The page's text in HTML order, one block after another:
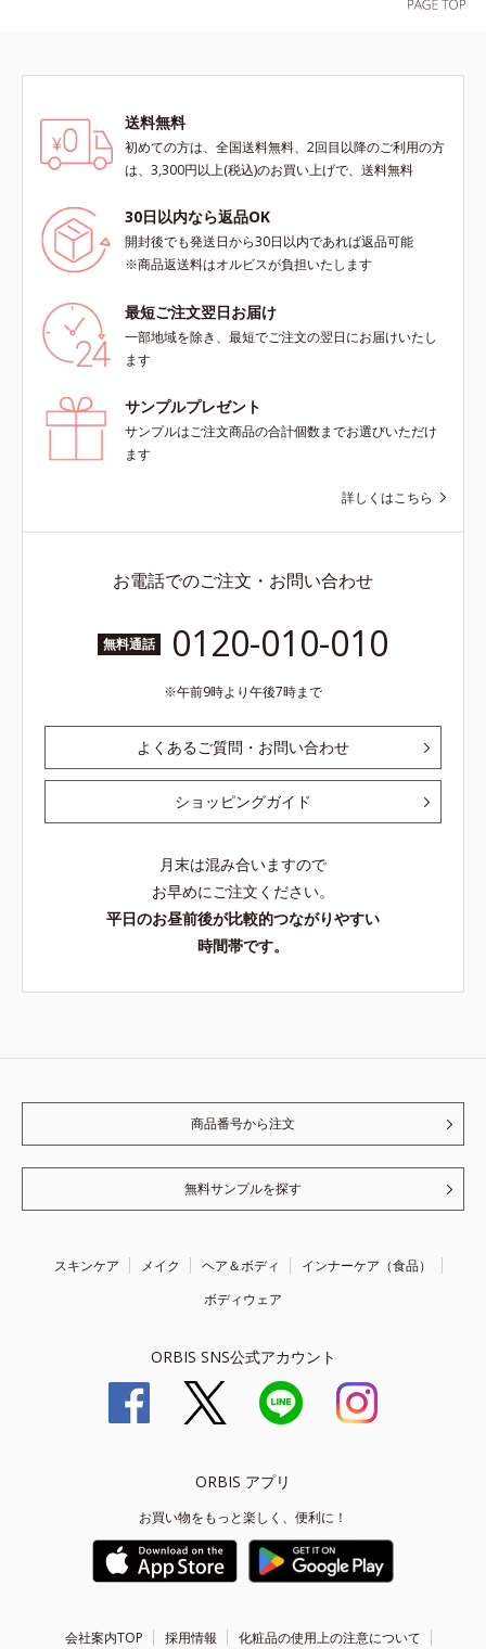
す＜使用方法＞1.適量をとり、手の
上で軽くらせんを描くように、メイ
クとよくなじませます。※落ちにく
いメイクを落とす際は、乾いた手に
ください。3.メイクとなじんだら、
水またはぬるま湯でよく洗い流しま
す。4.その後、洗顔料で洗顔してく
ビス ザ クレンジング オイル ⇒
適量（2プッシュ程度）をとり、手
イクとよくなじませます。※落ちに
くいメイクを落とす際は、乾いた手
てください。3.メイクとなじんだ
ら、水またはぬるま湯でよく洗い流
します。4.その後、洗顔料で洗顔し
商品ページをご覧ください。・
BEAUTY夏祭りは、こちら
ンドハーブ成分(*4)」を配合。汚れ
(*5)をケアして、うるおいに満ちた
やわらか肌へ整えます。1日の終わ
りのメイクオフが楽しみになる使い
れが、肌も心も喜ぶひとときに変わ
ります。*1 こわばった肌にうるお
いを与え、やわらかくすること。そ
ロペンタシロキサン、ジフェニルシ
ロキシフェニルトリメチコン*3
（メタクリル酸グリセリルアミドエ
ポリマー*4 ローマカミツレ花エキ
ス、ローズマリー葉エキス、ラベン
ダー花水*5 メイク汚れ・乾燥
送料無料
初めての方は、全国送料無料、2回目以降のご利用の方
は、3,300円以上(税込)のお買い上げで、送料無料
30日以内なら返品OK
開封後でも発送日から30日以内であれば返品可能
※商品返送料はオルビスが負担いたします
最短ご注文翌日お届け
一部地域を除き、最短でご注文の翌日にお届けいたし
ます
サンプルプレゼント
サンプルはご注文商品の合計個数までお選びいただけ
ます
詳しくはこちら
お電話でのご注文・お問い合わせ
無料通話 0120-010-010
午前9時より午後7時まで
よくあるご質問・お問い合わせ
ショッピングガイド
月末は混み合いますので
お早めにご注文ください。
平日のお昼前後が比較的つながりやすい
時間帯です。
商品番号から注文
無料サンプルを探す
スキンケア メイク ヘア＆ボディ
インナーケア（食品）
ボディウェア
ORBIS SNS公式アカウント
ORBIS アプリ
お買い物をもっと楽しく、便利に！
会社案内TOP 採用情報 化粧品の使用上の注意について